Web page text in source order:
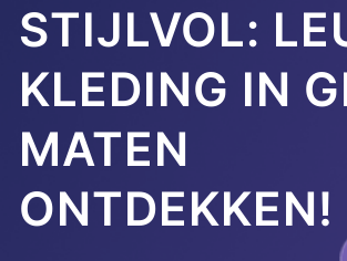
STIJLVOL:
KLEDING IN
MATEN
ONTDEKKEN!